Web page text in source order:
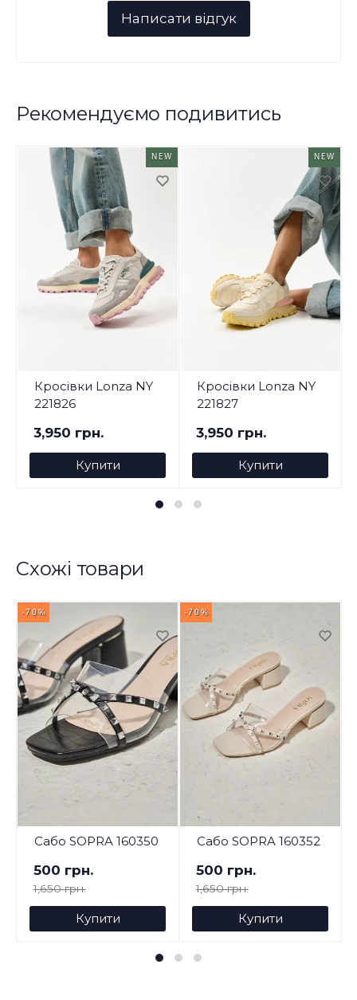
Рекомендуємо подивитись
NEW
Кросівки Lonza NY
221826
3,950 грн.
Купити
NEW
Кросівки Lonza NY
221827
3,950 грн.
Купити
Схожі товари
-70%
Сабо SOPRA 160350
500 грн.
1,650 грн.
Купити
-70%
Сабо SOPRA 160352
500 грн.
1,650 грн.
Купити